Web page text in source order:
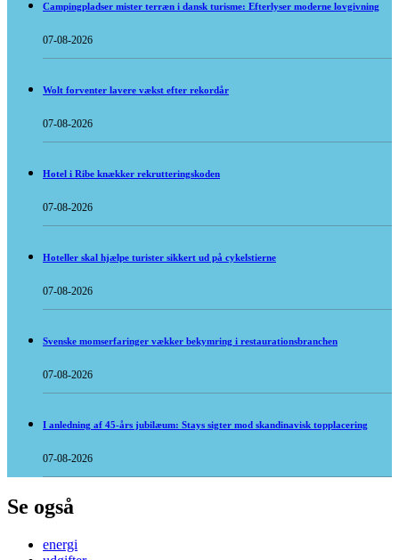
Campingpladser mister terræn i dansk turisme: Efterlyser moderne lovgivning
07-08-2026
Wolt forventer lavere vækst efter rekordår
07-08-2026
Hotel i Ribe knækker rekrutteringskoden
07-08-2026
Hoteller skal hjælpe turister sikkert ud på cykelstierne
07-08-2026
Svenske momserfaringer vækker bekymring i restaurationsbranchen
07-08-2026
I anledning af 45-års jubilæum: Stays sigter mod skandinavisk topplacering
07-08-2026
Se også
energi